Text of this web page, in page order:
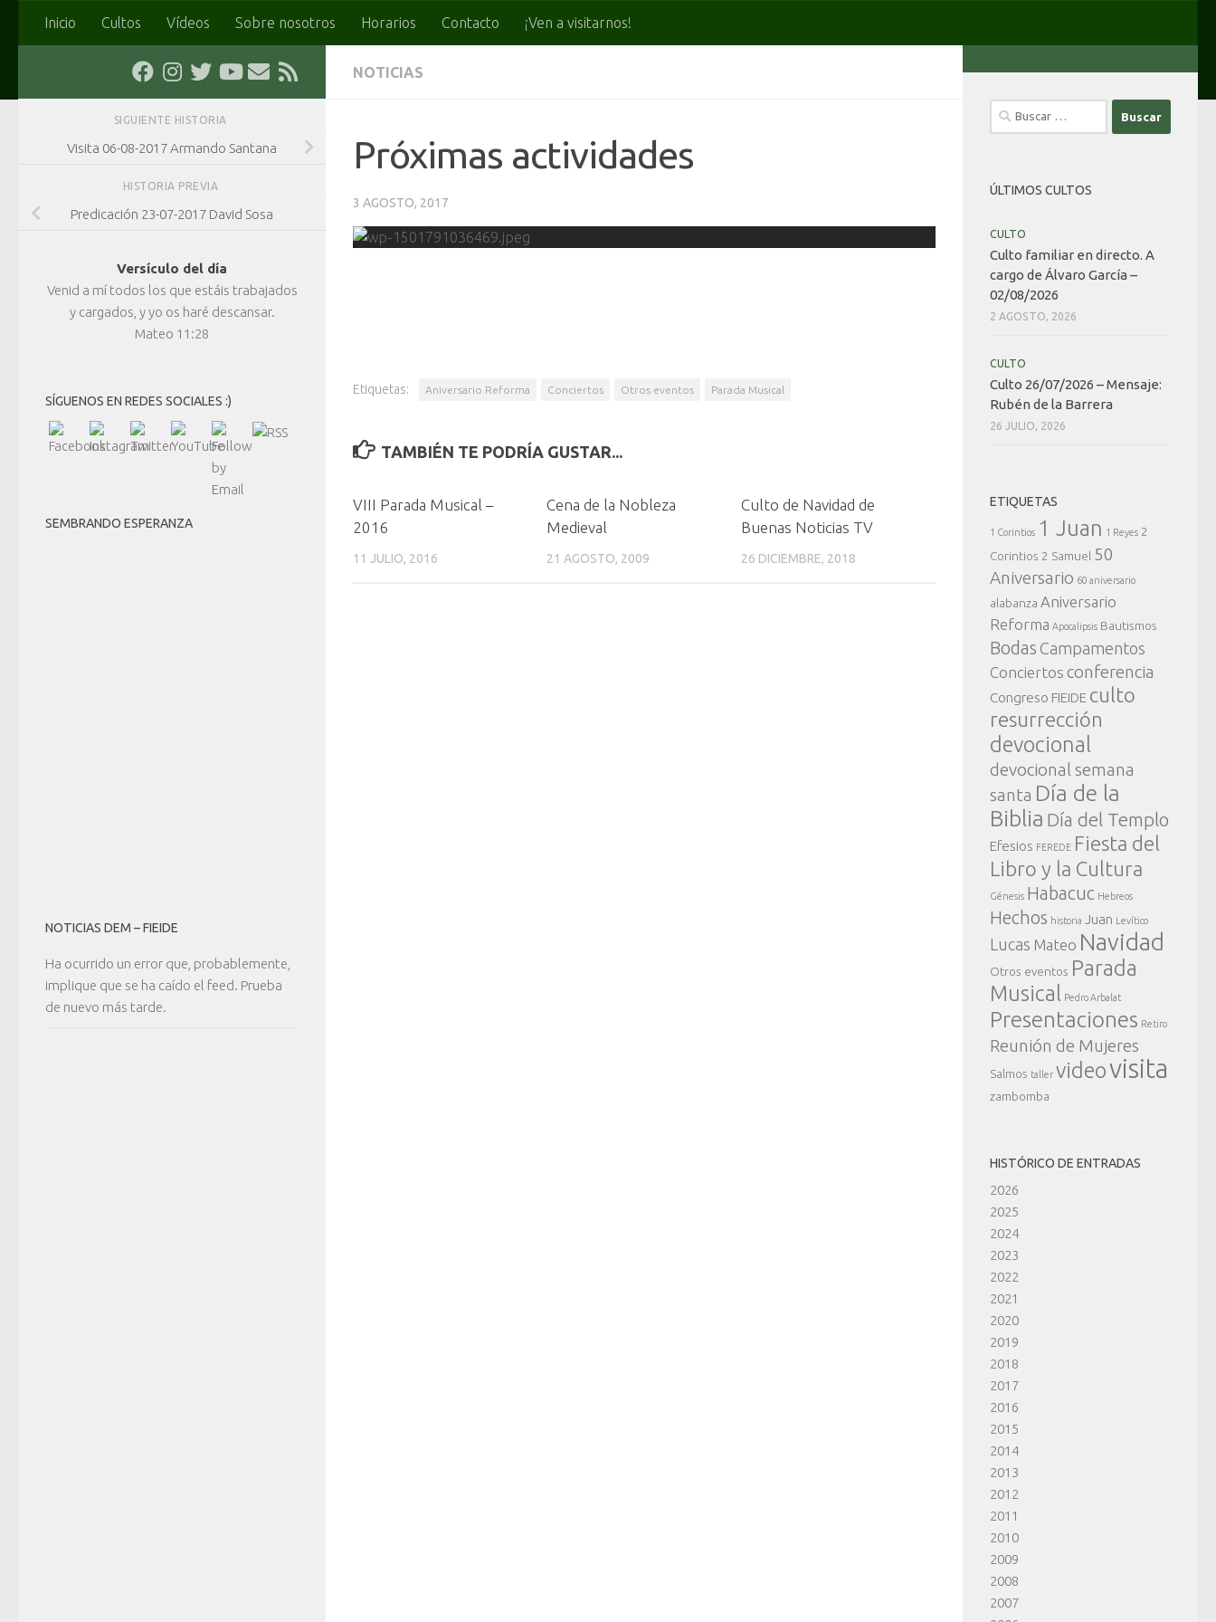
Saltar al contenido
Inicio Cultos Vídeos Sobre nosotros Horarios Contacto ¡Ven a visitarnos!
NOTICIAS
Próximas actividades
3 AGOSTO, 2017
Etiquetas: Aniversario Reforma Conciertos Otros eventos Parada Musical
TAMBIÉN TE PODRÍA GUSTAR...
VIII Parada Musical –
2016
11 JULIO, 2016
Cena de la Nobleza
Medieval
21 AGOSTO, 2009
Culto de Navidad de
Buenas Noticias TV
26 DICIEMBRE, 2018
SIGUIENTE HISTORIA
Visita 06-08-2017 Armando Santana
HISTORIA PREVIA
Predicación 23-07-2017 David Sosa
Versículo del día
Venid a mí todos los que estáis trabajados
y cargados, y yo os haré descansar.
Mateo 11:28
SÍGUENOS EN REDES SOCIALES :)
SEMBRANDO ESPERANZA
NOTICIAS DEM – FIEIDE
Ha ocurrido un error que, probablemente,
implique que se ha caído el feed. Prueba
de nuevo más tarde.
Buscar:
ÚLTIMOS CULTOS
CULTO
Culto familiar en directo. A
cargo de Álvaro García –
02/08/2026
2 AGOSTO, 2026
CULTO
Culto 26/07/2026 – Mensaje:
Rubén de la Barrera
26 JULIO, 2026
ETIQUETAS
1 Corintios 1 Juan 1 Reyes 2
Corintios 2 Samuel 50
Aniversario 60 aniversario
alabanza Aniversario
Reforma Apocalipsis Bautismos
Bodas Campamentos
Conciertos conferencia
Congreso FIEIDE culto
resurrección
devocional
devocional semana
santa Día de la
Biblia Día del Templo
Efesios FEREDE Fiesta del
Libro y la Cultura
Génesis Habacuc Hebreos
Hechos historia Juan Levítico
Lucas Mateo Navidad
Otros eventos Parada
Musical
Pedro Arbalat
Presentaciones Retiro
Reunión de Mujeres
Salmos taller videovisita
zambomba
HISTÓRICO DE ENTRADAS
2026
2025
2024
2023
2022
2021
2020
2019
2018
2017
2016
2015
2014
2013
2012
2011
2010
2009
2008
2007